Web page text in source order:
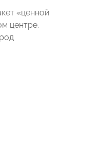
«ценной
центре.